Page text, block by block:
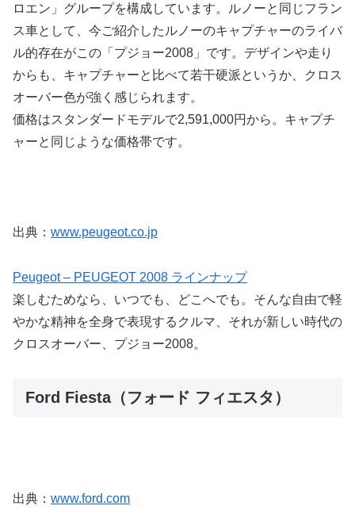
ロエン」グループを構成しています。ルノーと同じフラン
ス車として、今ご紹介したルノーのキャプチャーのライバ
ル的存在がこの「プジョー2008」です。デザインや走り
からも、キャプチャーと比べて若干硬派というか、クロス
オーバー色が強く感じられます。
価格はスタンダードモデルで2,591,000円から。キャプチ
ャーと同じような価格帯です。
出典： www.peugeot.co.jp
Peugeot – PEUGEOT 2008 ラインナップ
楽しむためなら、いつでも、どこへでも。そんな自由で軽
やかな精神を全身で表現するクルマ、それが新しい時代の
クロスオーバー、プジョー2008。
Ford Fiesta（フォード フィエスタ）
出典： www.ford.com